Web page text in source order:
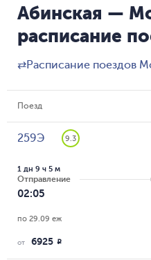
Абинская —
расписание
⇄Расписание поездов
Поезд
259Э 9.3
Отправление
02:05
1 дн 9 ч 5 м
по 29.09 еж
от 6925 R